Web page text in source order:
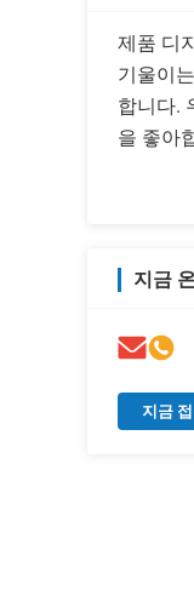
제품 디
기울이
합니다.
을 좋아
지금
지금